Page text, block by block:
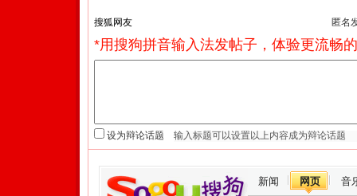
匿名
*用搜狗拼音输入法发帖子，体验更流畅
设为辩论话题
新闻 网页 音